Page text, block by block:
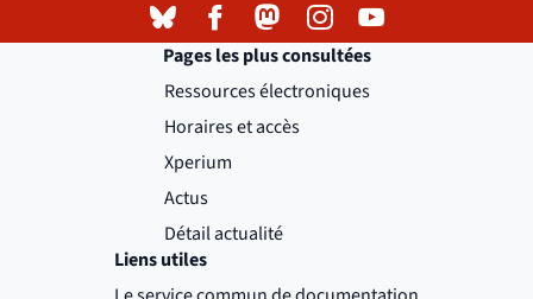
Bluesky
( )
(nouvelle fenêtre)
Facebook
( )
(nouvelle fenêtre)
Mastodon
( )
(nouvelle fenêtre)
Instagram
( )
(nouvelle fenêtre)
YouTube
( )
(nouvelle fenêtre)
Pages les plus consultées
Ressources électroniques
Horaires et accès
Xperium
Actus
Détail actualité
Liens utiles